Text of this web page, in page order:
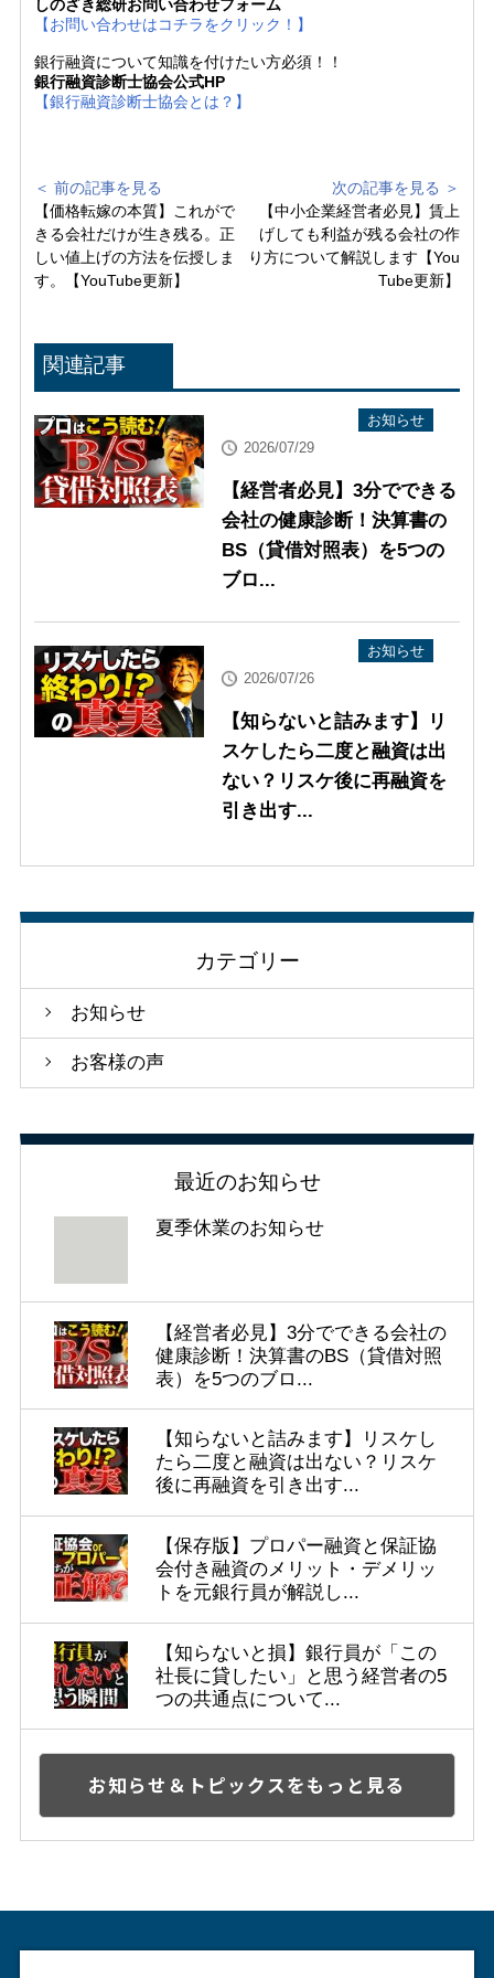
しのざき総研お問い合わせフォーム
【お問い合わせはコチラをクリック！】
銀行融資について知識を付けたい方必須！！
銀行融資診断士協会公式HP
【銀行融資診断士協会とは？】
＜ 前の記事を見る
【価格転嫁の本質】これがで
きる会社だけが生き残る。正
しい値上げの方法を伝授しま
す。【YouTube更新】
次の記事を見る ＞
【中小企業経営者必見】賃上
げしても利益が残る会社の作
り方について解説します【You
Tube更新】
関連記事
お知らせ
2026/07/29
【経営者必見】3分でできる
会社の健康診断！決算書の
BS（貸借対照表）を5つの
ブロ...
お知らせ
2026/07/26
【知らないと詰みます】リ
スケしたら二度と融資は出
ない？リスケ後に再融資を
引き出す...
カテゴリー
お知らせ
お客様の声
最近のお知らせ
夏季休業のお知らせ
【経営者必見】3分でできる会社の
健康診断！決算書のBS（貸借対照
表）を5つのブロ...
【知らないと詰みます】リスケし
たら二度と融資は出ない？リスケ
後に再融資を引き出す...
【保存版】プロパー融資と保証協
会付き融資のメリット・デメリッ
トを元銀行員が解説し...
【知らないと損】銀行員が「この
社長に貸したい」と思う経営者の5
つの共通点について...
お知らせ＆トピックスをもっと見る